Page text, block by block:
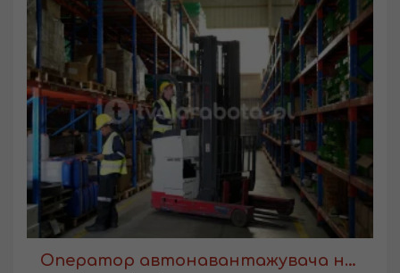
Оператор автонавантажувача на складі